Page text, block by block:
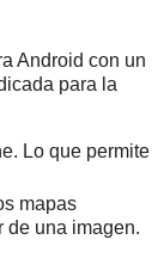
Android con un
para la
Lo que permite
mapas
de una imagen.